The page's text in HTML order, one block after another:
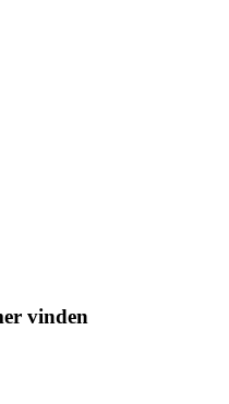
vinden